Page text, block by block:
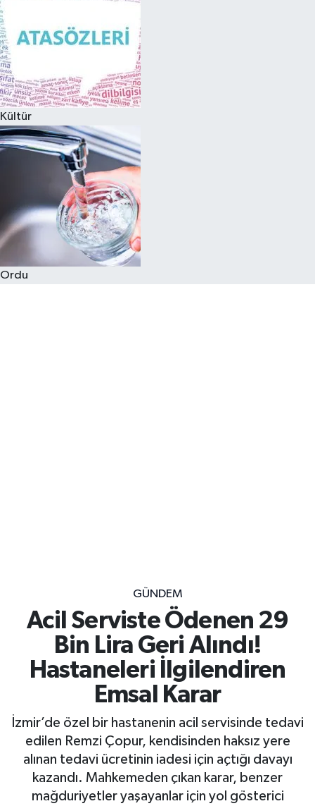
Kültür
Ordu
GÜNDEM
Acil Serviste Ödenen 29
Bin Lira Geri Alındı!
Hastaneleri İlgilendiren
Emsal Karar
İzmir’de özel bir hastanenin acil servisinde tedavi
edilen Remzi Çopur, kendisinden haksız yere
alınan tedavi ücretinin iadesi için açtığı davayı
kazandı. Mahkemeden çıkan karar, benzer
mağduriyetler yaşayanlar için yol gösterici